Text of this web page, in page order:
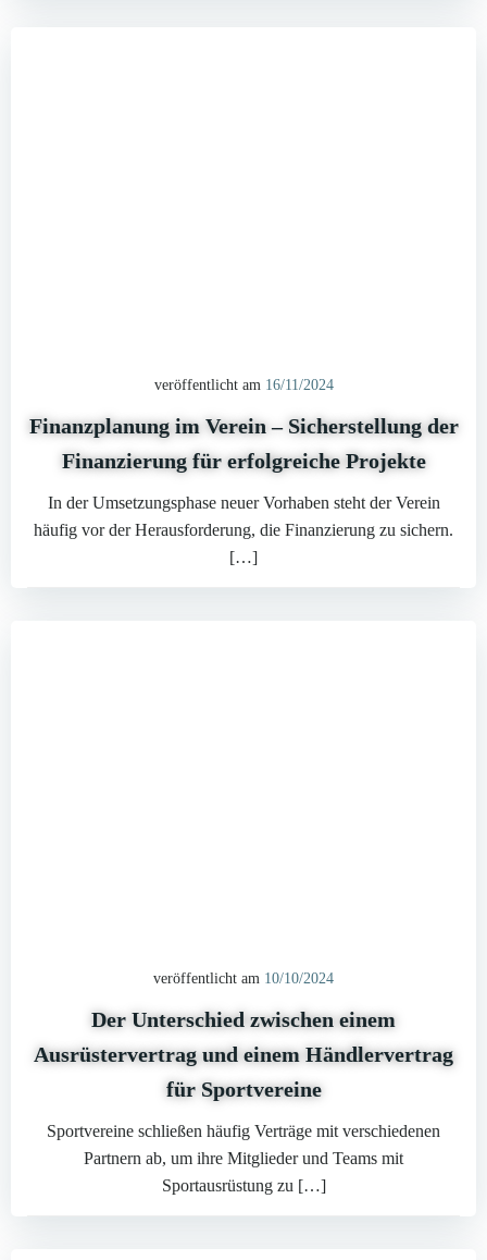
veröffentlicht am 16/11/2024
Finanzplanung im Verein – Sicherstellung der
Finanzierung für erfolgreiche Projekte
In der Umsetzungsphase neuer Vorhaben steht der Verein
häufig vor der Herausforderung, die Finanzierung zu sichern.
[…]
veröffentlicht am 10/10/2024
Der Unterschied zwischen einem
Ausrüstervertrag und einem Händlervertrag
für Sportvereine
Sportvereine schließen häufig Verträge mit verschiedenen
Partnern ab, um ihre Mitglieder und Teams mit
Sportausrüstung zu […]